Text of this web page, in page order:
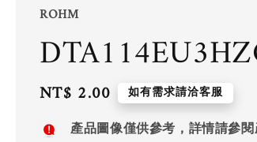
ROHM
Regular
price
NT$ 2.00 如有需求請洽客服
產品圖像僅供參考，詳情請參